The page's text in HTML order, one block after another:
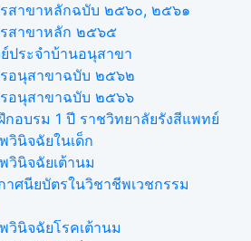
สาขาหลักฉบับ ๒๕๖๐, ๒๕๖๑
สาขาหลัก ๒๕๖๕
ประจำบ้านอนุสาขา
อนุสาขาฉบับ ๒๕๖๒
อนุสาขาฉบับ ๒๕๖๖
อบรม 1 ปี ราชวิทยาลัยรังสีแพทย์
วินิจฉัยในเด็ก
วินิจฉัยเต้านม
ศนียบัตรในวิชาชีพเวชกรรม
วินิจฉัยโรคเต้านม